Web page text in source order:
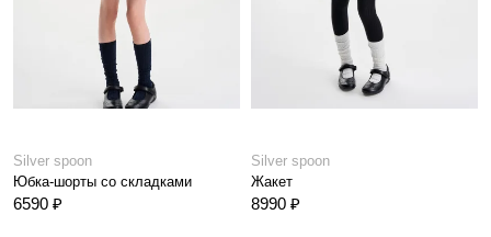
Silver spoon
Юбка-шорты со складками
6590 ₽
Silver spoon
Жакет
8990 ₽